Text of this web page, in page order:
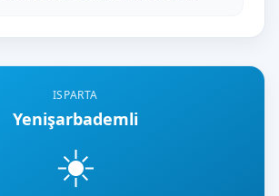
ISPARTA
Yenişarbademli
☀️